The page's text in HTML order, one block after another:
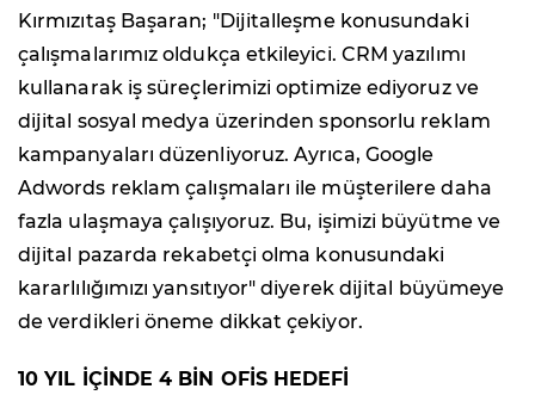
Kırmızıtaş Başaran; "Dijitalleşme konusundaki
çalışmalarımız oldukça etkileyici. CRM yazılımı
kullanarak iş süreçlerimizi optimize ediyoruz ve
dijital sosyal medya üzerinden sponsorlu reklam
kampanyaları düzenliyoruz. Ayrıca, Google
Adwords reklam çalışmaları ile müşterilere daha
fazla ulaşmaya çalışıyoruz. Bu, işimizi büyütme ve
dijital pazarda rekabetçi olma konusundaki
kararlılığımızı yansıtıyor" diyerek dijital büyümeye
de verdikleri öneme dikkat çekiyor.
10 YIL İÇİNDE 4 BİN OFİS HEDEFİ